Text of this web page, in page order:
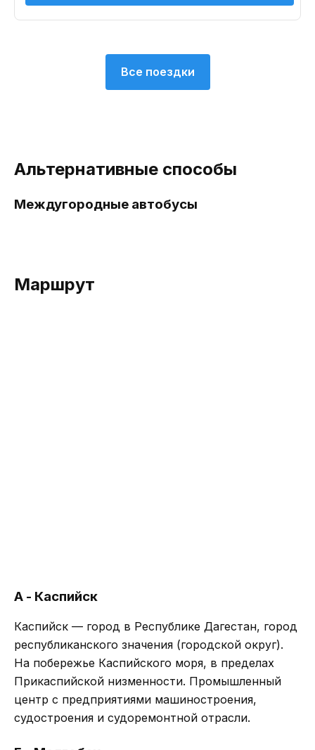
Все поездки
Альтернативные способы
Междугородные автобусы
Маршрут
А - Каспийск
Каспийск — город в Республике Дагестан, город
республиканского значения (городской округ).
На побережье Каспийского моря, в пределах
Прикаспийской низменности. Промышленный
центр с предприятиями машиностроения,
судостроения и судоремонтной отрасли.